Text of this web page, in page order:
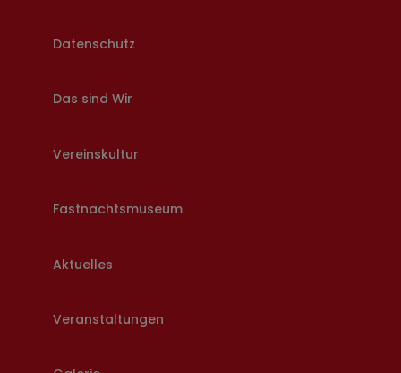
Datenschutz
Das sind Wir
Vereinskultur
Fastnachtsmuseum
Aktuelles
Veranstaltungen